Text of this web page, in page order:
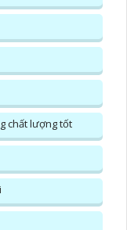
chất lượng tốt